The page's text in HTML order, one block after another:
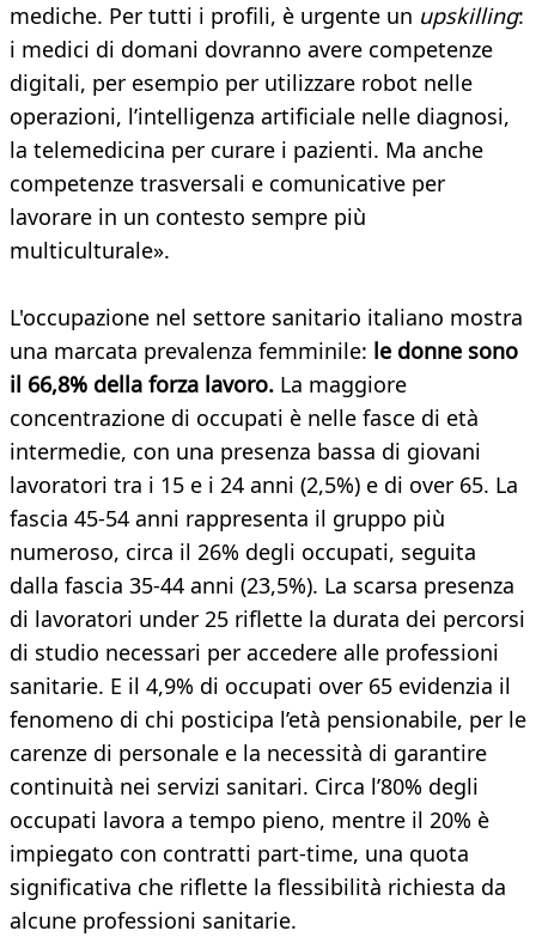
mediche. Per tutti i profili, è urgente un upskilling:
i medici di domani dovranno avere competenze
digitali, per esempio per utilizzare robot nelle
operazioni, l’intelligenza artificiale nelle diagnosi,
la telemedicina per curare i pazienti. Ma anche
competenze trasversali e comunicative per
lavorare in un contesto sempre più
multiculturale».
L'occupazione nel settore sanitario italiano mostra
una marcata prevalenza femminile: le donne sono
il 66,8% della forza lavoro. La maggiore
concentrazione di occupati è nelle fasce di età
intermedie, con una presenza bassa di giovani
lavoratori tra i 15 e i 24 anni (2,5%) e di over 65. La
fascia 45-54 anni rappresenta il gruppo più
numeroso, circa il 26% degli occupati, seguita
dalla fascia 35-44 anni (23,5%). La scarsa presenza
di lavoratori under 25 riflette la durata dei percorsi
di studio necessari per accedere alle professioni
sanitarie. E il 4,9% di occupati over 65 evidenzia il
fenomeno di chi posticipa l’età pensionabile, per le
carenze di personale e la necessità di garantire
continuità nei servizi sanitari. Circa l’80% degli
occupati lavora a tempo pieno, mentre il 20% è
impiegato con contratti part-time, una quota
significativa che riflette la flessibilità richiesta da
alcune professioni sanitarie.